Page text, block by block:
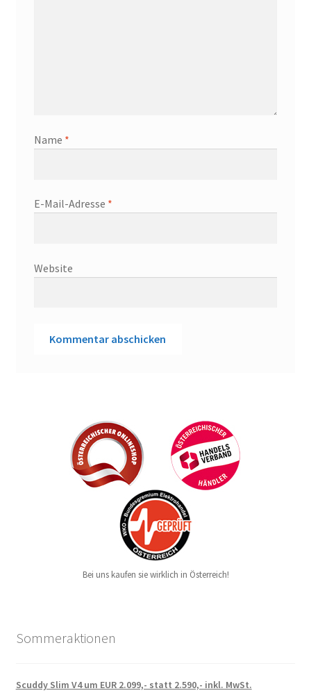
Name *
E-Mail-Adresse *
Website
Bei uns kaufen sie wirklich in Österreich!
Sommeraktionen
Scuddy Slim V4 um EUR 2.099,- statt 2.590,- inkl. MwSt.